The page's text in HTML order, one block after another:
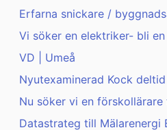
Erfarna snickare /
Vi söker en elektriker- bli
VD | Umeå
Nyutexaminerad Kock deltid
Nu söker vi en förskollärare
Datastrateg till Mälarenergi